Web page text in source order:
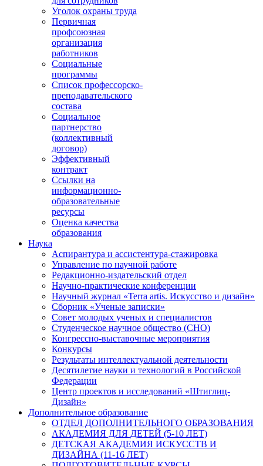
Уголок охраны труда
Первичная
профсоюзная
организация
работников
Социальные
программы
Список профессорско-
преподавательского
состава
Социальное
партнерство
(коллективный
договор)
Эффективный
контракт
Ссылки на
информационно-
образовательные
ресурсы
Оценка качества
образования
Наука
Аспирантура и ассистентура-стажировка
Управление по научной работе
Редакционно-издательский отдел
Научно-практические конференции
Научный журнал «Terra artis. Искусство и дизайн»
Сборник «Ученые записки»
Совет молодых ученых и специалистов
Студенческое научное общество (СНО)
Конгрессно-выставочные мероприятия
Конкурсы
Результаты интеллектуальной деятельности
Десятилетие науки и технологий в Российской
Федерации
Центр проектов и исследований «Штиглиц-
Дизайн»
Дополнительное образование
ОТДЕЛ ДОПОЛНИТЕЛЬНОГО ОБРАЗОВАНИЯ
АКАДЕМИЯ ДЛЯ ДЕТЕЙ (5-10 ЛЕТ)
ДЕТСКАЯ АКАДЕМИЯ ИСКУССТВ И
ДИЗАЙНА (11-16 ЛЕТ)